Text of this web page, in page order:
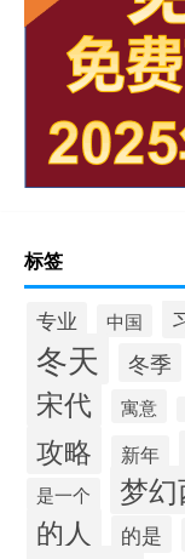
标签
专业 中国
冬天 冬季
宋代 寓意
攻略 新年
是一个 梦
的人 的是